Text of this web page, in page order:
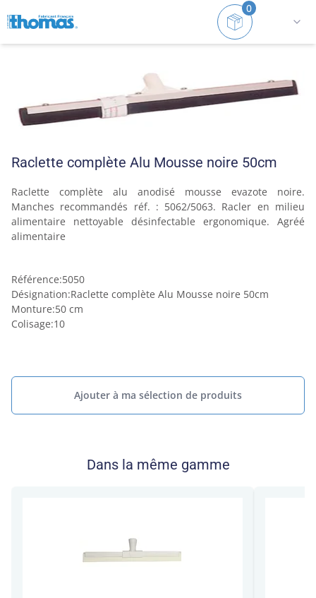
0
Accueil Raclettes pour sols
Raclette complète Alu Mousse noire 50cm
Raclette complète alu anodisé mousse evazote noire.
Manches recommandés réf. : 5062/5063. Racler en milieu
alimentaire nettoyable désinfectable ergonomique. Agréé
alimentaire
Référence:5050
Désignation:Raclette complète Alu Mousse noire 50cm
Monture:50 cm
Colisage:10
Ajouter à ma sélection de produits
Dans la même gamme